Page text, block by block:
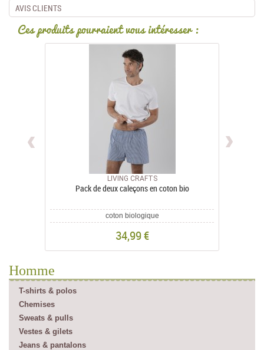
AVIS CLIENTS
Ces produits pourraient vous intéresser :
LIVING CRAFTS
Pack de deux caleçons en coton bio
coton biologique
34,99 €
Homme
T-shirts & polos
Chemises
Sweats & pulls
Vestes & gilets
Jeans & pantalons